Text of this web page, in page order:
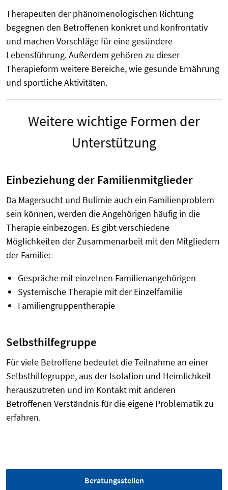
Therapeuten der phänomenologischen Richtung
begegnen den Betroffenen konkret und konfrontativ
und machen Vorschläge für eine gesündere
Lebensführung. Außerdem gehören zu dieser
Therapieform weitere Bereiche, wie gesunde Ernährung
und sportliche Aktivitäten.
Weitere wichtige Formen der
Unterstützung
Einbeziehung der Familienmitglieder
Da Magersucht und Bulimie auch ein Familienproblem
sein können, werden die Angehörigen häufig in die
Therapie einbezogen. Es gibt verschiedene
Möglichkeiten der Zusammenarbeit mit den Mitgliedern
der Familie:
Gespräche mit einzelnen Familienangehörigen
Systemische Therapie mit der Einzelfamilie
Familiengruppentherapie
Selbsthilfegruppe
Für viele Betroffene bedeutet die Teilnahme an einer
Selbsthilfegruppe, aus der Isolation und Heimlichkeit
herauszutreten und im Kontakt mit anderen
Betroffenen Verständnis für die eigene Problematik zu
erfahren.
Beratungsstellen